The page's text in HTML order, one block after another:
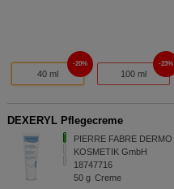
40 ml
20%
100 ml
23%
DEXERYL Pflegecreme
PIERRE FABRE DERMO
KOSMETIK GmbH
18747716
50 g Creme